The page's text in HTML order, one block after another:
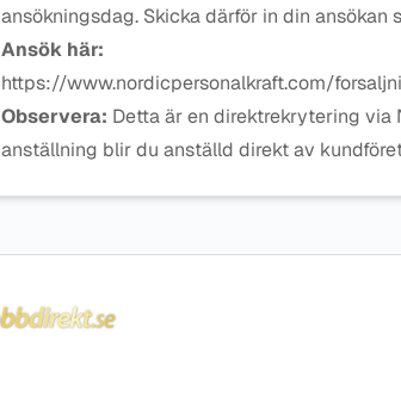
ansökningsdag. Skicka därför in din ansökan
Ansök här:
https://www.nordicpersonalkraft.com/
Observera: Detta är en direktrekrytering via
anställning blir du anställd direkt av